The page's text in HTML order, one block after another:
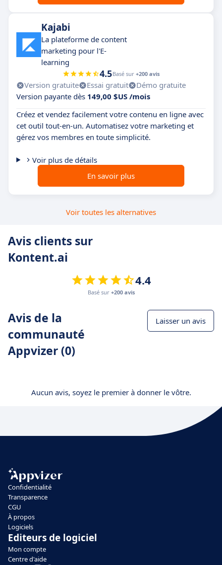
Kajabi
La plateforme de content
marketing pour l'E-
learning
4.5Basé sur +200 avis
Version gratuite Essai gratuit
Démo gratuite
Version payante dès 149,00 $US /mois
Créez et vendez facilement votre contenu en ligne avec
cet outil tout-en-un. Automatisez votre marketing et
gérez vos membres en toute simplicité.
Voir plus de détails
En savoir plus
Voir toutes les alternatives
Avis clients sur
Kontent.ai
4.4
Basé sur +200 avis
Avis de la
communauté
Appvizer (0)
Laisser un avis
Aucun avis, soyez le premier à donner le vôtre.
Confidentialité
Transparence
CGU
À propos
Logiciels
Editeurs de logiciel
Mon compte
Centre d'aide